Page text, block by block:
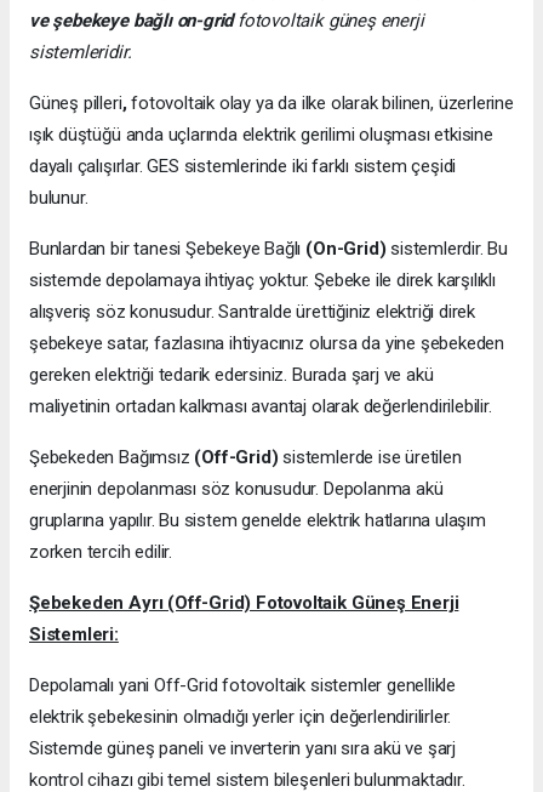
ve şebekeye bağlı on-gridfotovoltaik güneş enerji
sistemleridir.
Güneş pilleri,fotovoltaik olay ya da ilke olarak bilinen, üzerlerine
ışık düştüğü anda uçlarında elektrik gerilimi oluşması etkisine
dayalı çalışırlar. GES sistemlerinde iki farklı sistem çeşidi
bulunur.
Bunlardan bir tanesi Şebekeye Bağlı (On-Grid) sistemlerdir. Bu
sistemde depolamaya ihtiyaç yoktur. Şebeke ile direk karşılıklı
alışveriş söz konusudur. Santralde ürettiğiniz elektriği direk
şebekeye satar, fazlasına ihtiyacınız olursa da yine şebekeden
gereken elektriği tedarik edersiniz. Burada şarj ve akü
maliyetinin ortadan kalkması avantaj olarak değerlendirilebilir.
Şebekeden Bağımsız (Off-Grid) sistemlerde ise üretilen
enerjinin depolanması söz konusudur. Depolanma akü
gruplarına yapılır. Bu sistem genelde elektrik hatlarına ulaşım
zorken tercih edilir.
Şebekeden Ayrı (Off-Grid) Fotovoltaik Güneş Enerji
Sistemleri:
Depolamalı yani Off-Grid fotovoltaik sistemler genellikle
elektrik şebekesinin olmadığı yerler için değerlendirilirler.
Sistemde güneş paneli ve inverterin yanı sıra akü ve şarj
kontrol cihazı gibi temel sistem bileşenleri bulunmaktadır.